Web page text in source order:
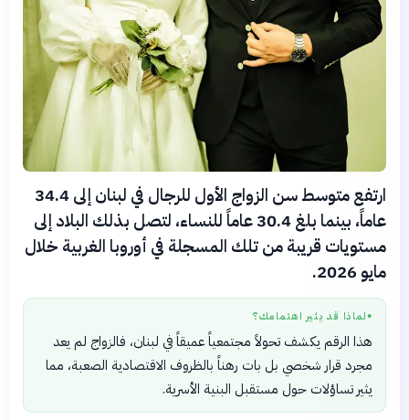
ارتفع متوسط سن الزواج الأول للرجال في لبنان إلى 34.4
عاماً، بينما بلغ 30.4 عاماً للنساء، لتصل بذلك البلاد إلى
مستويات قريبة من تلك المسجلة في أوروبا الغربية خلال
مايو 2026.
● لماذا قد يثير اهتمامك؟
هذا الرقم يكشف تحولاً مجتمعياً عميقاً في لبنان، فالزواج لم يعد
مجرد قرار شخصي بل بات رهناً بالظروف الاقتصادية الصعبة، مما
يثير تساؤلات حول مستقبل البنية الأسرية.